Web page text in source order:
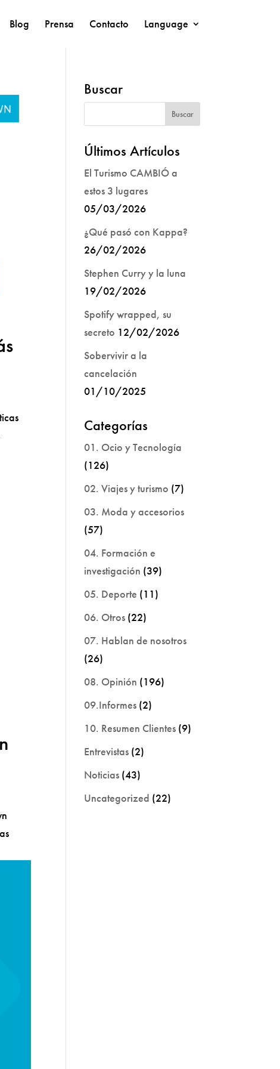
Blog Prensa Contacto Language
Buscar
Últimos Artículos
El Turismo CAMBIÓ a
estos 3 lugares
05/03/2026
¿Qué pasó con Kappa?
26/02/2026
Stephen Curry y la luna
19/02/2026
Spotify wrapped, su
secreto 12/02/2026
Sobervivir a la
cancelación
01/10/2025
Categorías
01. Ocio y Tecnología
(126)
02. Viajes y turismo (7)
03. Moda y accesorios
(57)
04. Formación e
investigación (39)
05. Deporte (11)
06. Otros (22)
07. Hablan de nosotros
(26)
08. Opinión (196)
09.Informes (2)
10. Resumen Clientes (9)
Entrevistas (2)
Noticias (43)
Uncategorized (22)